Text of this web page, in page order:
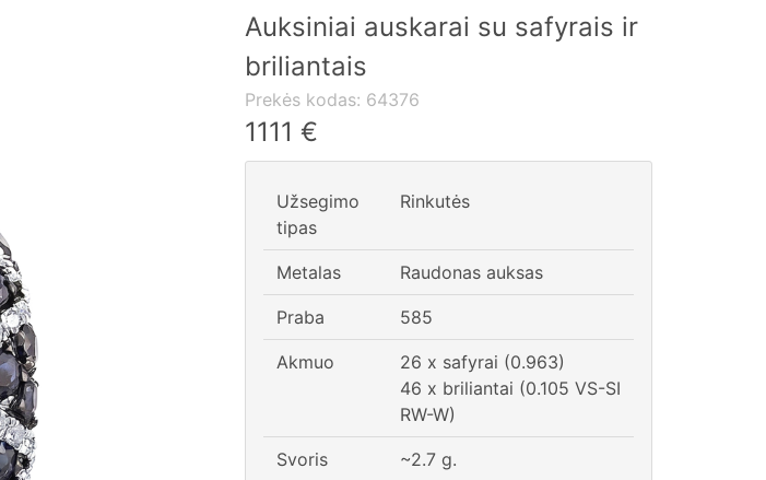
Auksiniai auskarai su safyrais ir
briliantais
Prekės kodas: 64376
1111 €
Užsegimo
tipas
Rinkutės
Metalas Raudonas auksas
Praba 585
Akmuo
26 x safyrai (0.963)
46 x briliantai (0.105 VS-SI
RW-W)
Svoris ~2.7g.